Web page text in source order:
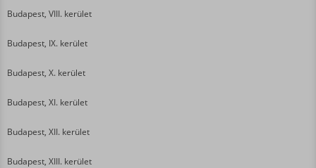
Budapest, VIII. kerület
Budapest, IX. kerület
Budapest, X. kerület
Budapest, XI. kerület
Budapest, XII. kerület
Budapest, XIII. kerület